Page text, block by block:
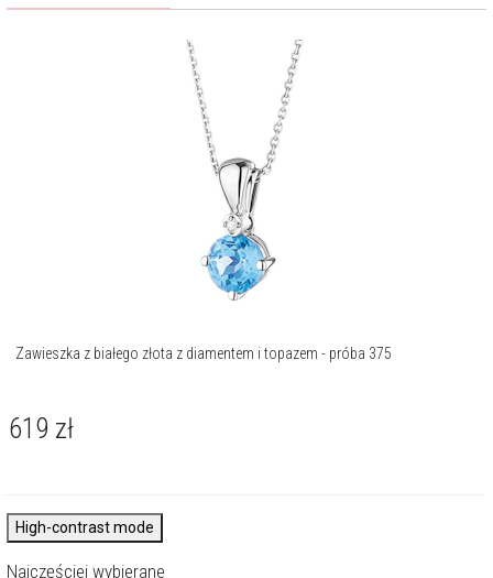
Zawieszka z białego złota z diamentem i topazem - próba 375
619 zł
High-contrast mode
Najczęściej wybierane